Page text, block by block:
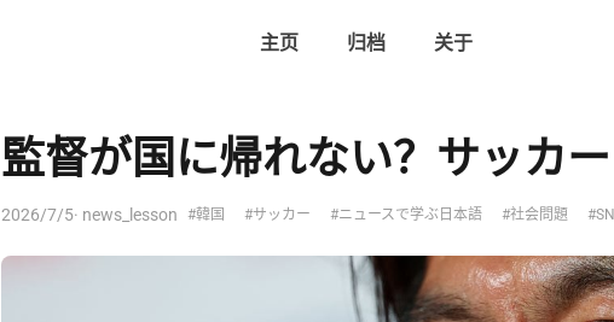
主页 归档 关于
監督が国に帰れない？サッカ
2026/7/5· news_lesson #韓国 #サッカー #ニュースで学ぶ日本語 #社会問題